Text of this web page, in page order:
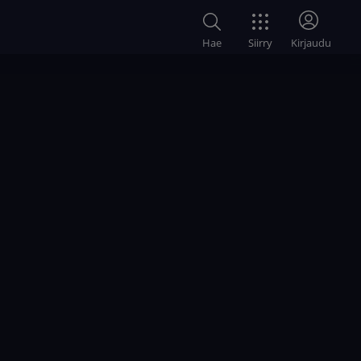
Hae Siirry Kirjaudu